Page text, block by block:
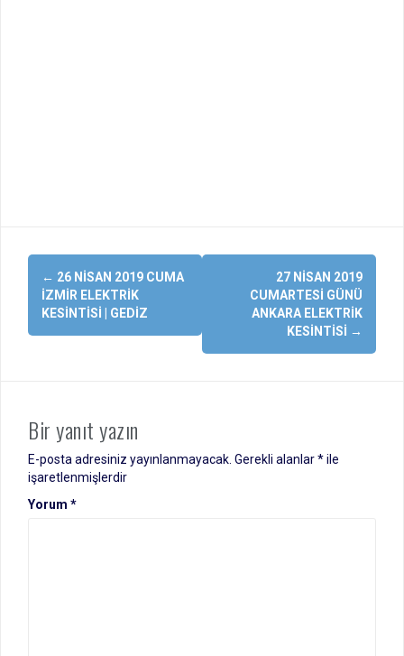
Yazı
dolaşımı
← 26 NISAN 2019 CUMA
İZMIR ELEKTRIK
KESINTISI | GEDIZ
27 NISAN 2019
CUMARTESI GÜNÜ
ANKARA ELEKTRIK
KESINTISI →
Bir yanıt yazın
E-posta adresiniz yayınlanmayacak. Gerekli alanlar*ile
işaretlenmişlerdir
Yorum *